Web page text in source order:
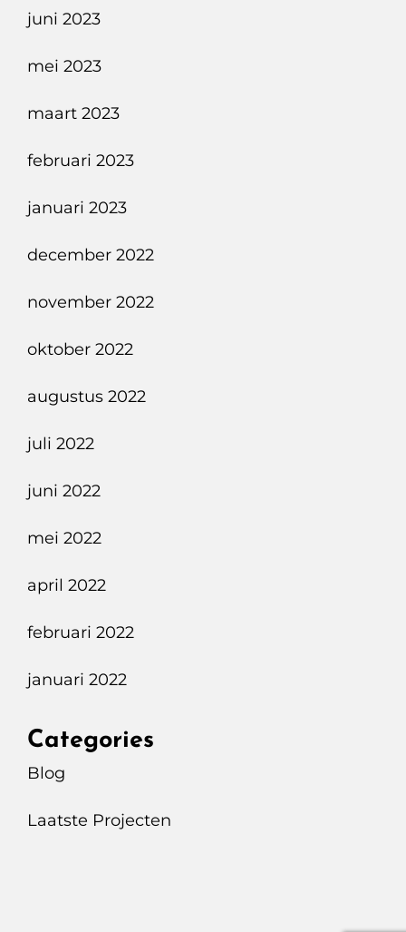
juni 2023
mei 2023
maart 2023
februari 2023
januari 2023
december 2022
november 2022
oktober 2022
augustus 2022
juli 2022
juni 2022
mei 2022
april 2022
februari 2022
januari 2022
Categories
Blog
Laatste Projecten